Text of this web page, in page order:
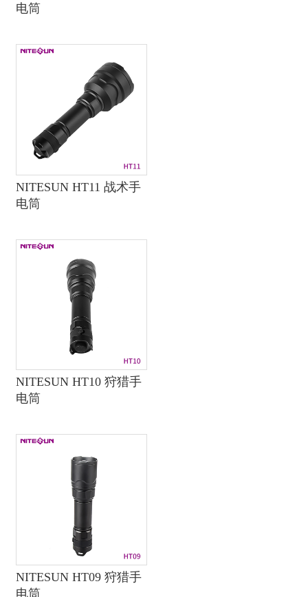
电筒
NITESUN HT11 战术手
电筒
NITESUN HT10 狩猎手
电筒
NITESUN HT09 狩猎手
电筒